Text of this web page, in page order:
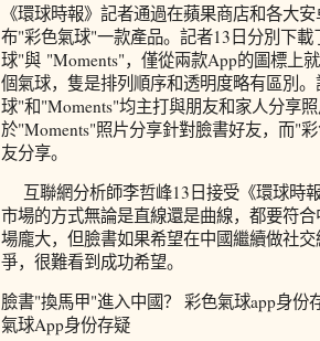
《環球時報》記者通過在蘋果商店和各大
布"彩色氣球"一款產品。記者13日分別下
球"與 "Moments"，僅從兩款App的圖標上
個氣球，隻是排列順序和透明度略有區別
球"和"Moments"均主打與朋友和家人分享
於"Moments"照片分享針對臉書好友，而"
友分享。
互聯網分析師李哲峰13日接受《環球時
市場的方式無論是直線還是曲線，都要符
場龐大，但臉書如果希望在中國繼續做社
爭，很難看到成功希望。
臉書"換馬甲"進入中國？ 彩色氣球app身
氣球App身份存疑